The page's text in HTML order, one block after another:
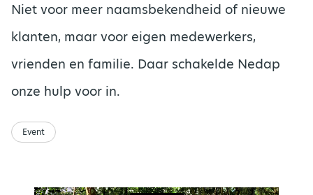
Niet voor meer naamsbekendheid of nieuwe
klanten, maar voor eigen medewerkers,
vrienden en familie. Daar schakelde Nedap
onze hulp voor in.
Event